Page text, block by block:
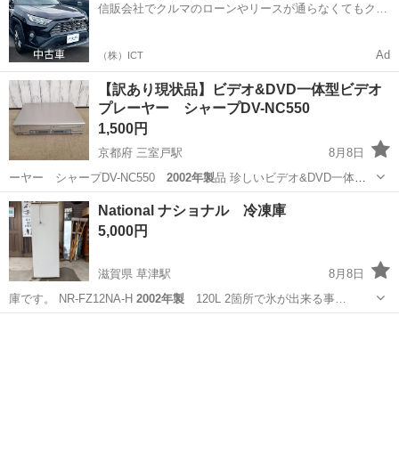
信販会社でクルマのローンやリースが通らなくてもクル
（株）ICT Ad
【訳あり現状品】ビデオ&DVD一体型ビデオ
プレーヤー シャープDV-NC550
1,500円
京都府 三室戸駅
8月8日
ーヤー シャープDV-NC550 2002年製品 珍しいビデオ&DVD一体型
プ…
京都 宇治市 三室戸駅 映像プレーヤー、レコーダー
DVD
National ナショナル 冷凍庫
5,000円
滋賀県 草津駅
8月8日
庫です。 NR-FZ12NA-H 2002年製 120L 2箇所で氷が出来る事…